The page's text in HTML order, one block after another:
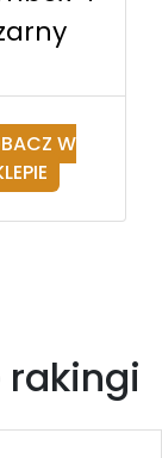
W
rakingi